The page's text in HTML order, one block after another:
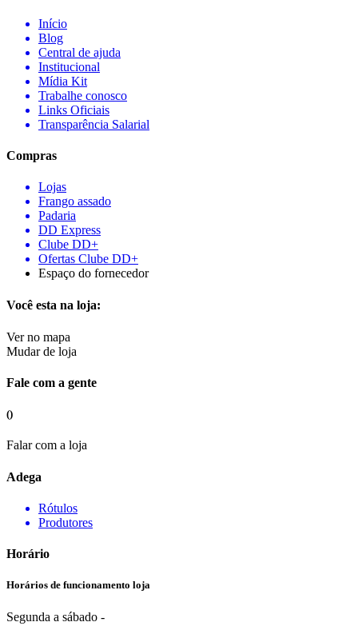
Início
Blog
Central de ajuda
Institucional
Mídia Kit
Trabalhe conosco
Links Oficiais
Transparência Salarial
Compras
Lojas
Frango assado
Padaria
DD Express
Clube DD+
Ofertas Clube DD+
Espaço do fornecedor
Você esta na loja:
Ver no mapa
Mudar de loja
Fale com a gente
()
Falar com a loja
Adega
Rótulos
Produtores
Horário
Horários de funcionamento loja
Segunda a sábado -